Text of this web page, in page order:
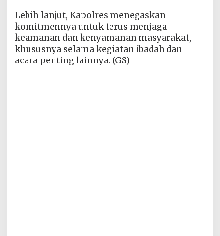
Lebih lanjut, Kapolres menegaskan
komitmennya untuk terus menjaga
keamanan dan kenyamanan masyarakat,
khususnya selama kegiatan ibadah dan
acara penting lainnya. (GS)